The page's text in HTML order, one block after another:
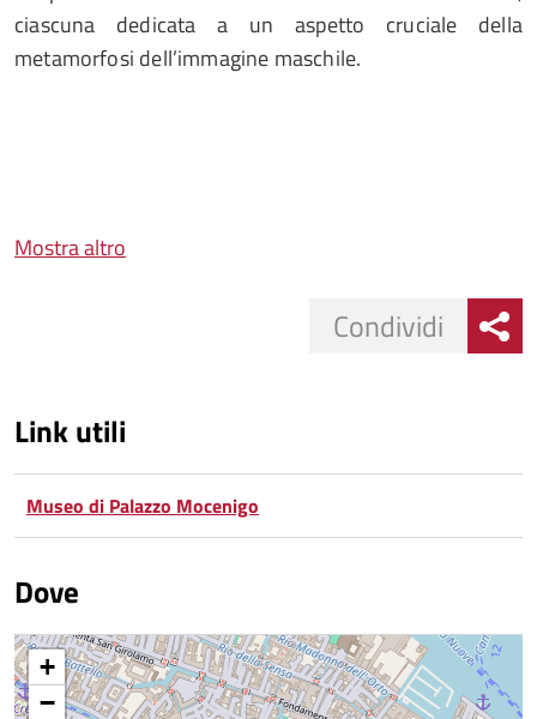
ciascuna dedicata a un aspetto cruciale della
metamorfosi dell’immagine maschile.
Mostra altro
Condividi
Link utili
Museo di Palazzo Mocenigo
Dove
+
−